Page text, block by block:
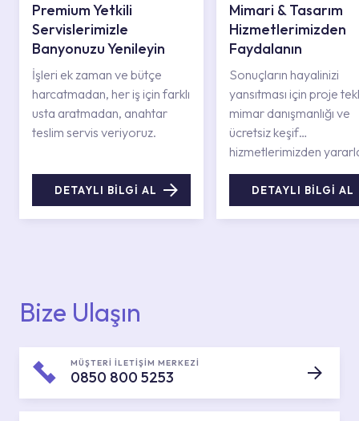
Premium Yetkili
Servislerimizle
Banyonuzu Yenileyin
İşleri ek zaman ve bütçe
harcatmadan, her iş için farklı
usta aratmadan, anahtar
teslim servis veriyoruz.
DETAYLI BİLGİ AL
Mimari & Tasarım
Hizmetlerimizden
Faydalanın
Sonuçların hayalinizi
yansıtması için proje
mimar danışmanlığı ve
ücretsiz keşif
hizmetlerimizden
DETAYLI BİLGİ AL
Bize Ulaşın
MÜŞTERİ İLETİŞİM MERKEZİ
0850 800 5253